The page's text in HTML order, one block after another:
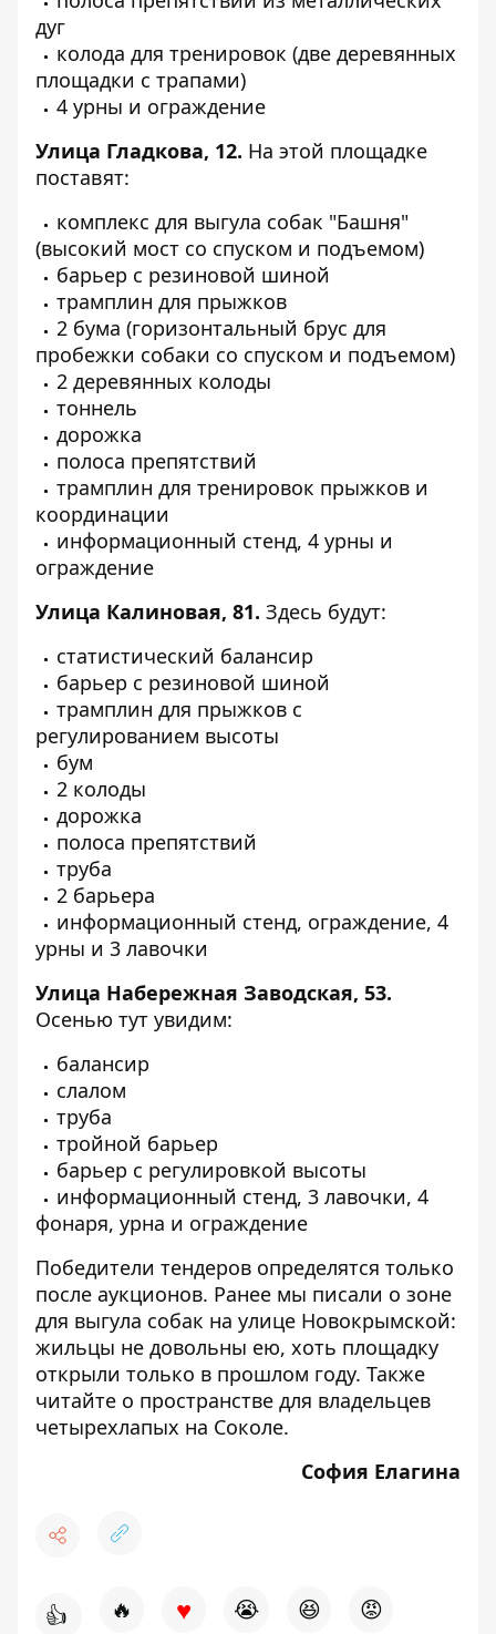
дуг
колода для тренировок (две деревянных
площадки с трапами)
4 урны и ограждение
Улица Гладкова, 12. На этой площадке
поставят:
комплекс для выгула собак "Башня"
(высокий мост со спуском и подъемом)
барьер с резиновой шиной
трамплин для прыжков
2 бума (горизонтальный брус для
пробежки собаки со спуском и подъемом)
2 деревянных колоды
тоннель
дорожка
полоса препятствий
трамплин для тренировок прыжков и
координации
информационный стенд, 4 урны и
ограждение
Улица Калиновая, 81. Здесь будут:
статистический балансир
барьер с резиновой шиной
трамплин для прыжков с
регулированием высоты
бум
2 колоды
дорожка
полоса препятствий
труба
2 барьера
информационный стенд, ограждение, 4
урны и 3 лавочки
Улица Набережная Заводская, 53.
Осенью тут увидим:
балансир
слалом
труба
тройной барьер
барьер с регулировкой высоты
информационный стенд, 3 лавочки, 4
фонаря, урна и ограждение
Победители тендеров определятся только
после аукционов. Ранее мы писали о зоне
для выгула собак на улице Новокрымской:
жильцы не довольны ею, хоть площадку
открыли только в прошлом году. Также
читайте о пространстве для владельцев
четырехлапых на Соколе.
София Елагина
👍 🔥 ♥ 😭 😆 😡